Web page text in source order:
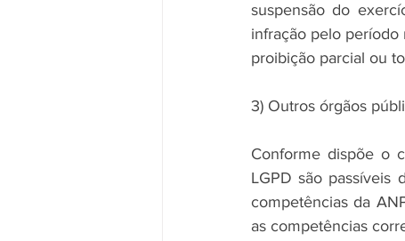
suspensão do
infração pelo período
proibição parcial ou
3) Outros órgãos
Conforme dispõe o
LGPD são passíveis
competências da
as competências